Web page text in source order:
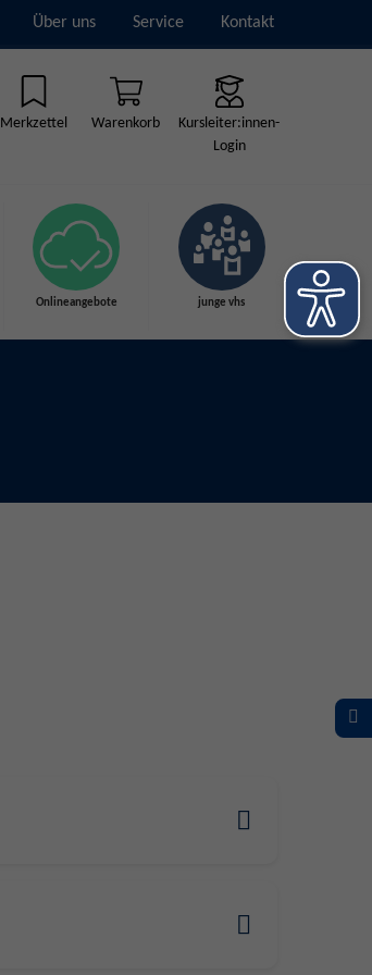
Über uns Service Kontakt
Merkzettel Warenkorb
Kursleiter:innen-
Login
Onlineangebote junge vhs